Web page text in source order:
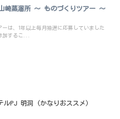
崎蒸溜所 ～ ものづくりツアー ～
ーは、1年以上毎月抽選に応募していました
加するこ...
ルPJ 明洞 (かなりおススメ)